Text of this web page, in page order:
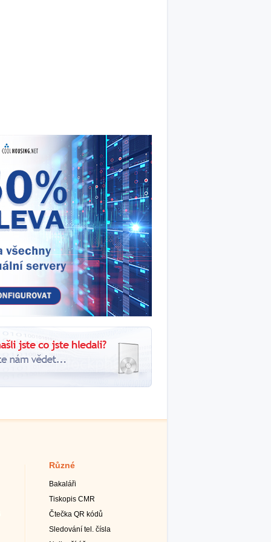
Různé
Bakaláři
Tiskopis CMR
Čtečka QR kódů
Sledování tel. čísla